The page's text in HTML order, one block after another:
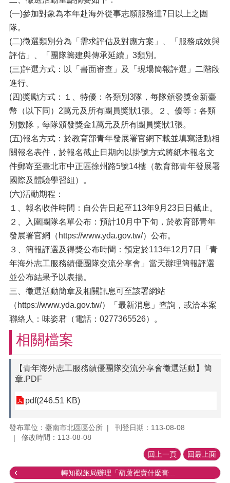
(一)參加對象為本年赴海外從事志願服務達7日以上之團
隊。
(二)徵選類別分為「需求評估及對應方案」、「服務成效與
評估」、「團隊籌建與傳承延續」3類別。
(三)評選方式：以「書面審查」及「現場簡報評選」二階段
進行。
(四)獎勵方式：１、特優：各類別3隊，每隊頒發獎金新臺
幣（以下同）2萬元及所有團員獎狀1張。２、優等：各類
別數隊，每隊頒發獎金1萬元及所有團員獎狀1張。
(五)報名方式：於教育部青年發展署官網下載並填寫活動相
關報名表件，於報名截止日期內以掛號方式將紙本報名文
件郵寄至臺北市中正區徐州路5號14樓（教育部青年發展署
國際及體驗學習組）。
(六)活動期程：
１、報名收件時間：自公告日起至113年9月23日日截止。
２、入圍團隊名單公布：預計10月中下旬，於教育部青年
發展署官網（https://www.yda.gov.tw/）公布。
３、簡報評選及得獎公布時間：預定於113年12月7日「青
年海外志工服務績優團隊交流分享會」當天辦理簡報評選
並公布結果予以表揚。
三、徵選活動簡章及相關訊息可至該署網站
（https://www.yda.gov.tw/）「最新消息」查詢，或洽本案
聯絡人：味姿君（電話：0277365526）。
相關檔案
【青年海外志工服務績優團隊交流分享會徵選活動】簡
章.PDF
pdf(246.51 KB)
發布單位：臺南市北區區公所
刊登日期：113-08-08
修改時間：113-08-08
回上一頁 回最上面
轉知觀旅局辦理「葫蘆裡賣什麼膏...